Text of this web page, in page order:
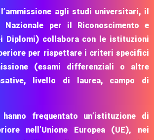
agli studi universitari, il
Nazionale per il Riconoscimento e
Diplomi) collabora con le istituzioni
per rispettare i criteri specifici
(esami differenziali o altre
livello di laurea, campo di
frequentato un’istituzione di
nell’Unione Europea (UE), nei